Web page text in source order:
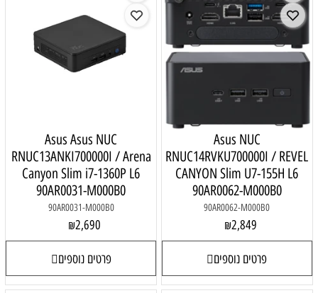
Asus NUC
RNUC14RVKU700000I / REVEL
CANYON Slim U7-155H L6
90AR0062-M000B0
90AR0062-M000B0
₪2,849
פרטים נוספים
Asus Asus NUC
RNUC13ANKI700000I / Arena
Canyon Slim i7-1360P L6
90AR0031-M000B0
90AR0031-M000B0
₪2,690
פרטים נוספים